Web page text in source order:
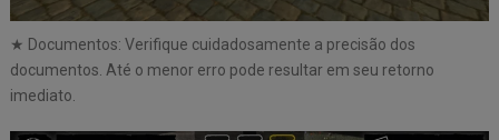
★ Documentos: Verifique cuidadosamente a precisão dos
documentos. Até o menor erro pode resultar em seu retorno
imediato.